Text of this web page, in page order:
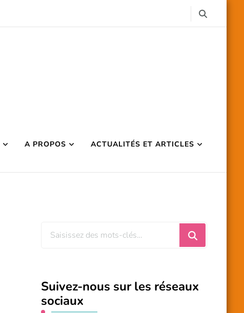
A PROPOS ACTUALITÉS ET ARTICLES
Vous
?
Suivez-nous sur les réseaux
sociaux